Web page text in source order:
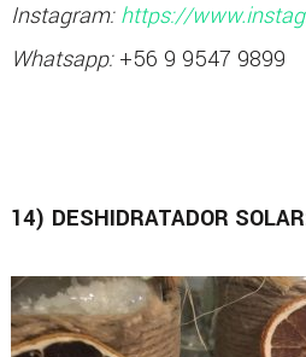
Instagram:https://
Whatsapp:+56 9 9547 9899
14) DESHIDRATADOR